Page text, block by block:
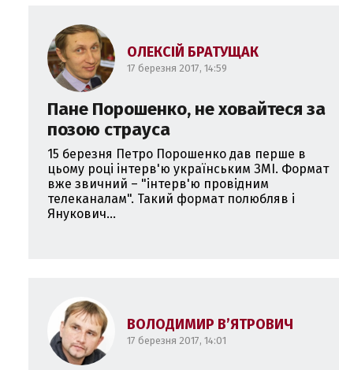
ОЛЕКСІЙ БРАТУЩАК
17 березня 2017, 14:59
Пане Порошенко, не ховайтеся за
позою страуса
15 березня Петро Порошенко дав перше в
цьому році інтерв'ю українським ЗМІ. Формат
вже звичний – "інтерв'ю провідним
телеканалам". Такий формат полюбляв і
Янукович...
ВОЛОДИМИР В’ЯТРОВИЧ
17 березня 2017, 14:01